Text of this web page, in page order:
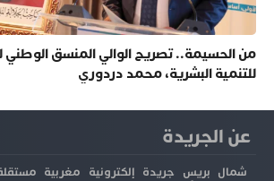
من الحسيمة.. تصريح الوالي المنسق الوطني
للتنمية البشرية، محمد دردوري
عن الجريدة
شمال بريس جريدة إلكترونية مغربية